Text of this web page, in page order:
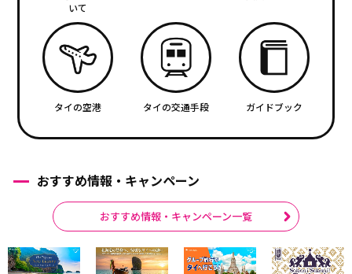
いて
タイの空港 タイの交通手段 ガイドブック
おすすめ情報・キャンペーン
おすすめ情報・キャンペーン一覧